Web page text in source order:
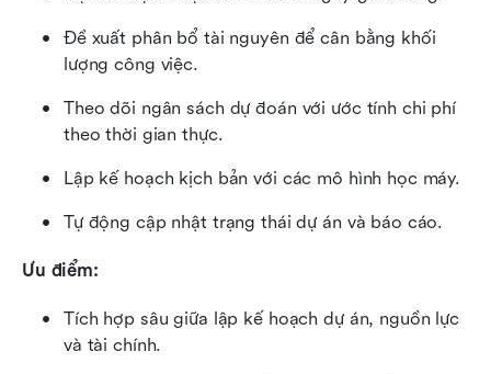
Đề xuất phân bổ tài nguyên để cân bằng khối
lượng công việc.
Theo dõi ngân sách dự đoán với ước tính chi phí
theo thời gian thực.
Lập kế hoạch kịch bản với các mô hình học máy.
Tự động cập nhật trạng thái dự án và báo cáo.
Ưu điểm:
Tích hợp sâu giữa lập kế hoạch dự án, nguồn lực
và tài chính.